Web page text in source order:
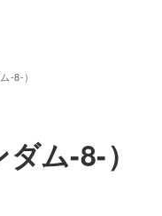
-8-）
ム-8-）